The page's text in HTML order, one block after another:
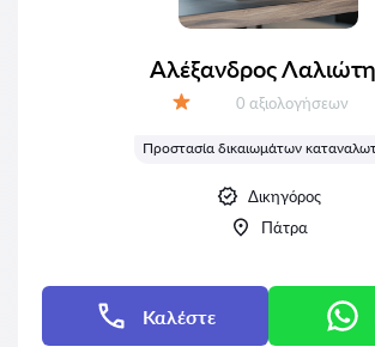
Αλέξανδρος
Αξιολογήσεις:
0 αξιολογήσεων
Προστασία δικαιωμάτων
Δικηγόρος
Πάτρα
Καλέστε